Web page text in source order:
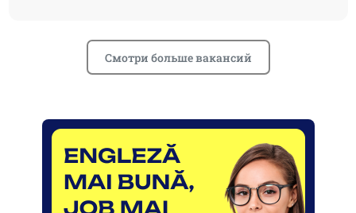
Смотри больше вакансий